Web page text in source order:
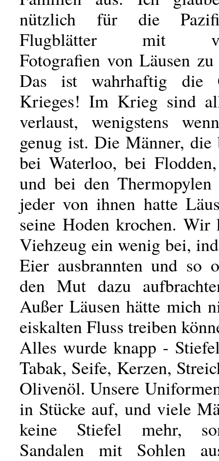
nützlich für die
Flugblätter mit
Fotografien von Läusen
Das ist wahrhaftig die
Krieges! Im Krieg sind
verlaust, wenigstens
genug ist. Die Männer, die
bei Waterloo, bei
und bei den
jeder von ihnen hatte
seine Hoden krochen. Wir
Viehzeug ein wenig bei,
Eier ausbrannten und so
den Mut dazu
Außer Läusen hätte mich
eiskalten Fluss treiben
Alles wurde knapp -
Tabak, Seife, Kerzen,
Olivenöl. Unsere
in Stücke auf, und viele
keine Stiefel mehr,
Sandalen mit Sohlen